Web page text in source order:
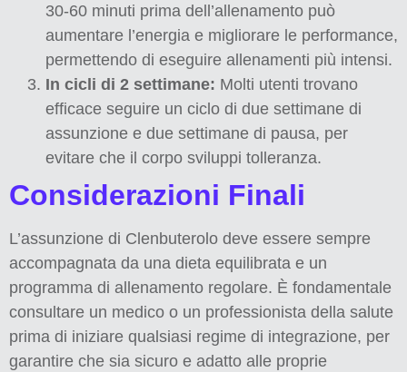
30-60 minuti prima dell’allenamento può
aumentare l’energia e migliorare le performance,
permettendo di eseguire allenamenti più intensi.
In cicli di 2 settimane: Molti utenti trovano
efficace seguire un ciclo di due settimane di
assunzione e due settimane di pausa, per
evitare che il corpo sviluppi tolleranza.
Considerazioni Finali
L’assunzione di Clenbuterolo deve essere sempre
accompagnata da una dieta equilibrata e un
programma di allenamento regolare. È fondamentale
consultare un medico o un professionista della salute
prima di iniziare qualsiasi regime di integrazione, per
garantire che sia sicuro e adatto alle proprie